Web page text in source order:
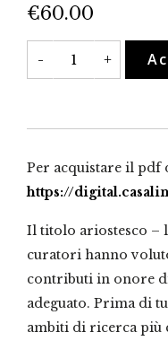
€60.00
-
L'amorosa
inchiesta
quantità
+
Per acquistare il pdf
https://
Il titolo ariostesco –
curatori hanno
contributi in onore
adeguato. Prima di
ambiti di ricerca più